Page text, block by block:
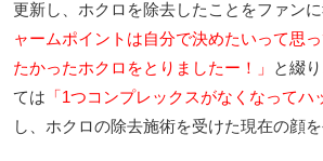
更新し、ホクロを除去したことをファンに
ャームポイントは自分で決めたいって思
たかったホクロをとりましたー！」
と綴
ては 「1つコンプレックスがなくなってハ
し、ホクロの除去施術を受けた現在の顔を